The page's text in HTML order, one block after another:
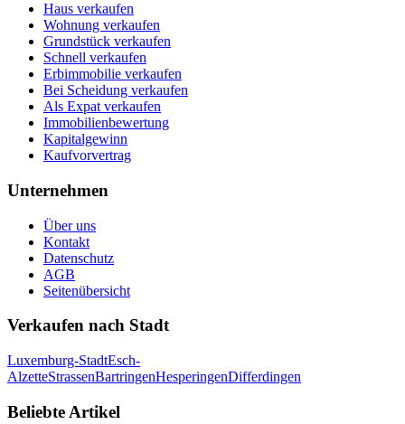
Haus verkaufen
Wohnung verkaufen
Grundstück verkaufen
Schnell verkaufen
Erbimmobilie verkaufen
Bei Scheidung verkaufen
Als Expat verkaufen
Immobilienbewertung
Kapitalgewinn
Kaufvorvertrag
Unternehmen
Über uns
Kontakt
Datenschutz
AGB
Seitenübersicht
Verkaufen nach Stadt
Luxemburg-StadtEsch-
AlzetteStrassenBartringenHesperingenDifferdingen
Beliebte Artikel